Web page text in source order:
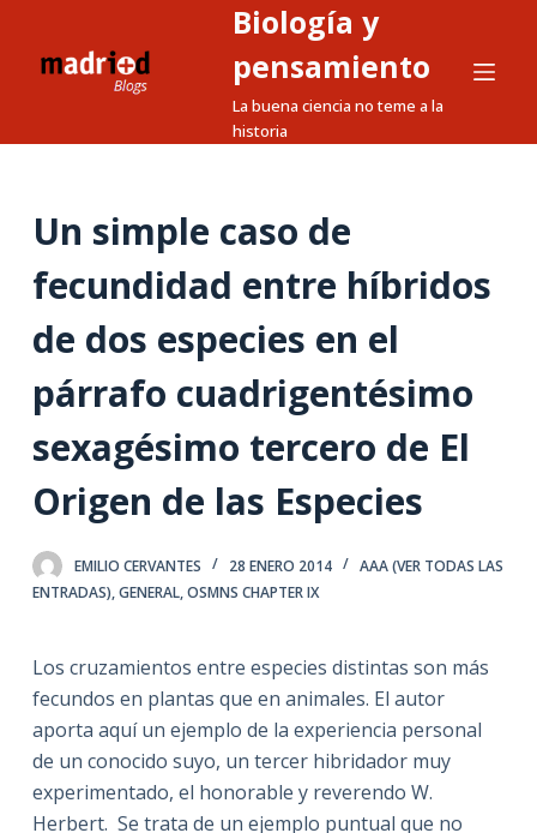
a
n
Biología y
pensamiento
La buena ciencia no teme a la
historia
Un simple caso de
fecundidad entre híbridos
de dos especies en el
párrafo cuadrigentésimo
sexagésimo tercero de El
Origen de las Especies
EMILIO CERVANTES 28 ENERO 2014
AAA (VER TODAS LAS
ENTRADAS),GENERAL,OSMNS CHAPTER IX
Los cruzamientos entre especies distintas son más
fecundos en plantas que en animales. El autor
aporta aquí un ejemplo de la experiencia personal
de un conocido suyo, un tercer hibridador muy
experimentado, el honorable y reverendo W.
Herbert. Se trata de un ejemplo puntual que no